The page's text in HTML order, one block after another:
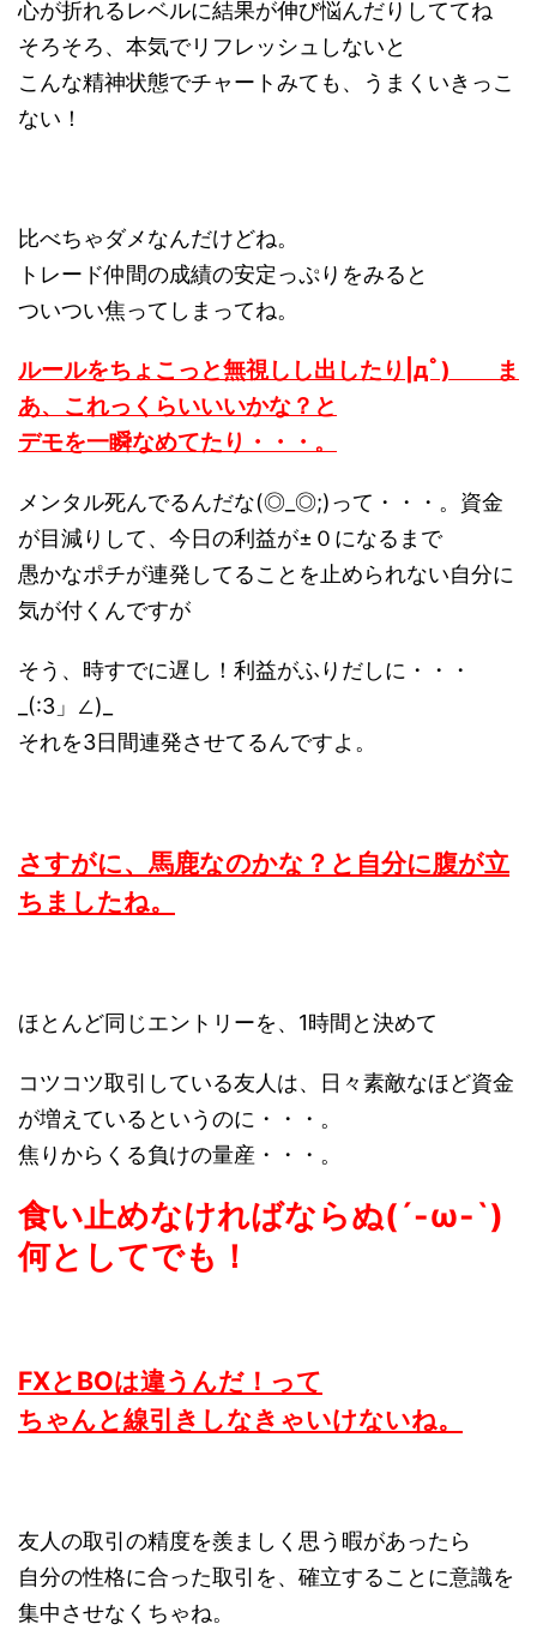
心が折れるレベルに結果が伸び悩んだりしててね
そろそろ、本気でリフレッシュしないと
こんな精神状態でチャートみても、うまくいきっこ
ない！
比べちゃダメなんだけどね。
トレード仲間の成績の安定っぷりをみると
ついつい焦ってしまってね。
ルールをちょこっと無視しし出したり|дﾟ) ま
あ、これっくらいいいかな？と
デモを一瞬なめてたり・・・。
メンタル死んでるんだな(◎_◎;)って・・・。資金
が目減りして、今日の利益が±０になるまで
愚かなポチが連発してることを止められない自分に
気が付くんですが
そう、時すでに遅し！利益がふりだしに・・・
_(:3」∠)_
それを3日間連発させてるんですよ。
さすがに、馬鹿なのかな？と自分に腹が立
ちましたね。
ほとんど同じエントリーを、1時間と決めて
コツコツ取引している友人は、日々素敵なほど資金
が増えているというのに・・・。
焦りからくる負けの量産・・・。
食い止めなければならぬ(´-ω-`)
何としてでも！
FXとBOは違うんだ！って
ちゃんと線引きしなきゃいけないね。
友人の取引の精度を羨ましく思う暇があったら
自分の性格に合った取引を、確立することに意識を
集中させなくちゃね。